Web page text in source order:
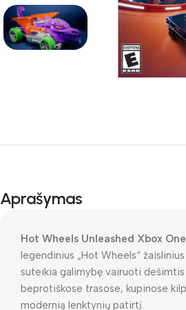
Aprašymas
Hot Wheels Unleashed Xbox
legendinius „Hot Wheels“
suteikia galimybę vairuoti
beprotiškose trasose, kupinose
modernią lenktynių patirtį.